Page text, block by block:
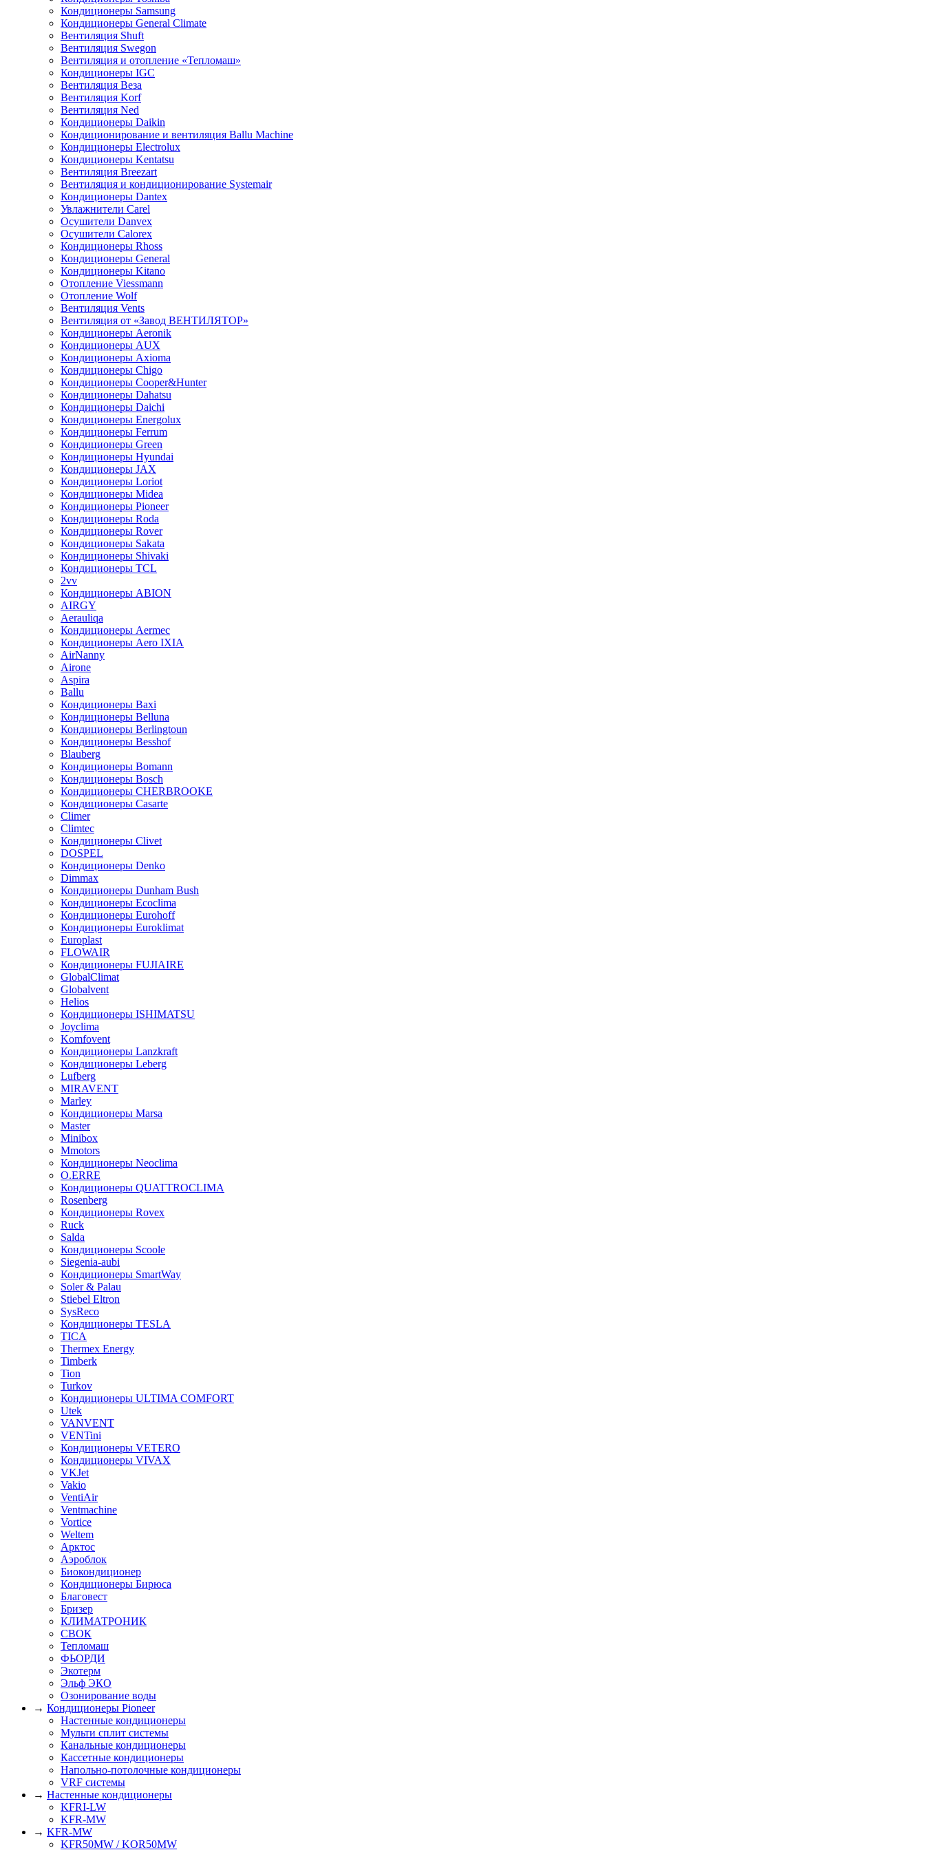
Кондиционеры Samsung
Кондиционеры General Climate
Вентиляция Shuft
Вентиляция Swegon
Вентиляция и отопление «Тепломаш»
Кондиционеры IGC
Вентиляция Веза
Вентиляция Korf
Вентиляция Ned
Кондиционеры Daikin
Кондиционирование и вентиляция Ballu Machine
Кондиционеры Electrolux
Кондиционеры Kentatsu
Вентиляция Breezart
Вентиляция и кондиционирование Systemair
Кондиционеры Dantex
Увлажнители Carel
Осушители Danvex
Осушители Calorex
Кондиционеры Rhoss
Кондиционеры General
Кондиционеры Kitano
Отопление Viessmann
Отопление Wolf
Вентиляция Vents
Вентиляция от «Завод ВЕНТИЛЯТОР»
Кондиционеры Aeronik
Кондиционеры AUX
Кондиционеры Axioma
Кондиционеры Chigo
Кондиционеры Cooper&Hunter
Кондиционеры Dahatsu
Кондиционеры Daichi
Кондиционеры Energolux
Кондиционеры Ferrum
Кондиционеры Green
Кондиционеры Hyundai
Кондиционеры JAX
Кондиционеры Loriot
Кондиционеры Midea
Кондиционеры Pioneer
Кондиционеры Roda
Кондиционеры Rover
Кондиционеры Sakata
Кондиционеры Shivaki
Кондиционеры TCL
2vv
Кондиционеры ABION
AIRGY
Aerauliqa
Кондиционеры Aermec
Кондиционеры Aero IXIA
AirNanny
Airone
Aspira
Ballu
Кондиционеры Baxi
Кондиционеры Belluna
Кондиционеры Berlingtoun
Кондиционеры Besshof
Blauberg
Кондиционеры Bomann
Кондиционеры Bosch
Кондиционеры CHERBROOKE
Кондиционеры Casarte
Climer
Climtec
Кондиционеры Clivet
DOSPEL
Кондиционеры Denko
Dimmax
Кондиционеры Dunham Bush
Кондиционеры Ecoclima
Кондиционеры Eurohoff
Кондиционеры Euroklimat
Europlast
FLOWAIR
Кондиционеры FUJIAIRE
GlobalClimat
Globalvent
Helios
Кондиционеры ISHIMATSU
Joyclima
Komfovent
Кондиционеры Lanzkraft
Кондиционеры Leberg
Lufberg
MIRAVENT
Marley
Кондиционеры Marsa
Master
Minibox
Mmotors
Кондиционеры Neoclima
O.ERRE
Кондиционеры QUATTROCLIMA
Rosenberg
Кондиционеры Rovex
Ruck
Salda
Кондиционеры Scoole
Siegenia-aubi
Кондиционеры SmartWay
Soler & Palau
Stiebel Eltron
SysReco
Кондиционеры TESLA
TICA
Thermex Energy
Timberk
Tion
Turkov
Кондиционеры ULTIMA COMFORT
Utek
VANVENT
VENTini
Кондиционеры VETERO
Кондиционеры VIVAX
VKJet
Vakio
VentiAir
Ventmachine
Vortice
Weltem
Арктос
Аэроблок
Биокондиционер
Кондиционеры Бирюса
Благовест
Бризер
КЛИМАТРОНИК
СВОК
Тепломаш
ФЬОРДИ
Экотерм
Эльф ЭКО
Озонирование воды
→ Кондиционеры Pioneer
Настенные кондиционеры
Мульти сплит системы
Канальные кондиционеры
Кассетные кондиционеры
Напольно-потолочные кондиционеры
VRF системы
→ Настенные кондиционеры
KFRI-LW
KFR-MW
→ KFR-MW
KFR50MW / KOR50MW